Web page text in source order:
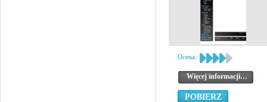
Ocena:
Więcej informacji…
POBIERZ